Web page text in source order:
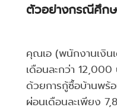
ตัวอย่างกรณีศึก
คุณเอ (พนักงานเงิน
เดือนละกว่า 12,000
ด้วยการกู้ซื้อบ้านพร้
ผ่อนเดือนละเพียง